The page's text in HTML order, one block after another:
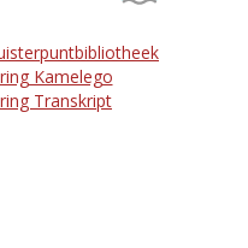
Kamelego
Transkript